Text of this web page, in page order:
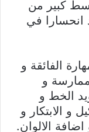
كبير من
انحسارا في
الفائقة و
و
الخط و
و الابتكار و
الالوان.